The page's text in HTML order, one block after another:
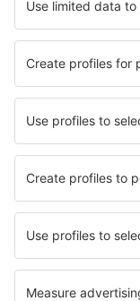
Cele mai bune
Hoteluri în Breitungen
Hoteluri în Corinth
Hoteluri în Leányfalu
Hoteluri în Senden
Cele mai bune